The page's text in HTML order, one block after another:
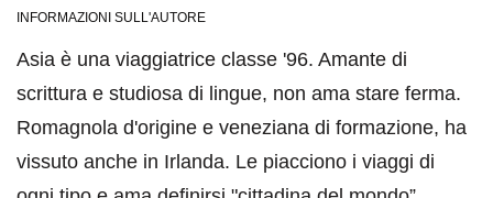
INFORMAZIONI SULL'AUTORE
Asia è una viaggiatrice classe '96. Amante di
scrittura e studiosa di lingue, non ama stare ferma.
Romagnola d'origine e veneziana di formazione, ha
vissuto anche in Irlanda. Le piacciono i viaggi di